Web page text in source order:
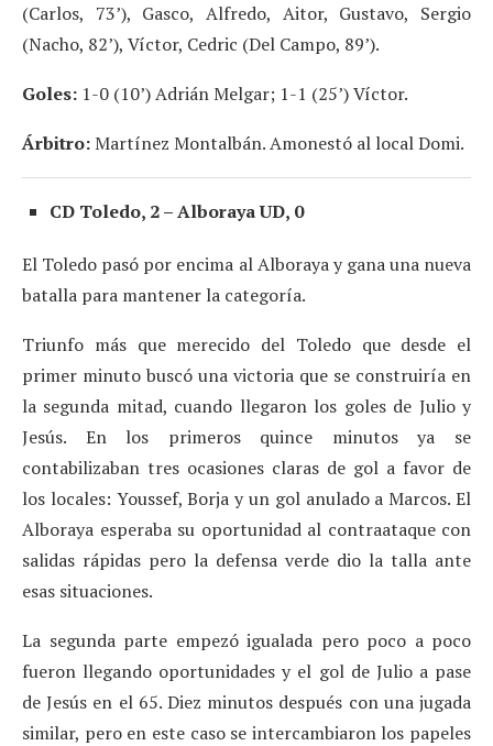
(Carlos, 73’), Gasco, Alfredo, Aitor, Gustavo, Sergio
(Nacho, 82’), Víctor, Cedric (Del Campo, 89’).
Goles: 1-0 (10’) Adrián Melgar; 1-1 (25’) Víctor.
Árbitro:Martínez Montalbán. Amonestó al local Domi.
CD Toledo, 2 – Alboraya UD, 0
El Toledo pasó por encima al Alboraya y gana una nueva
batalla para mantener la categoría.
Triunfo más que merecido del Toledo que desde el
primer minuto buscó una victoria que se construiría en
la segunda mitad, cuando llegaron los goles de Julio y
Jesús. En los primeros quince minutos ya se
contabilizaban tres ocasiones claras de gol a favor de
los locales: Youssef, Borja y un gol anulado a Marcos. El
Alboraya esperaba su oportunidad al contraataque con
salidas rápidas pero la defensa verde dio la talla ante
esas situaciones.
La segunda parte empezó igualada pero poco a poco
fueron llegando oportunidades y el gol de Julio a pase
de Jesús en el 65. Diez minutos después con una jugada
similar, pero en este caso se intercambiaron los papeles